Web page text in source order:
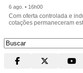
6 ago. • 16h00
Com oferta controlada e
cotações permaneceram